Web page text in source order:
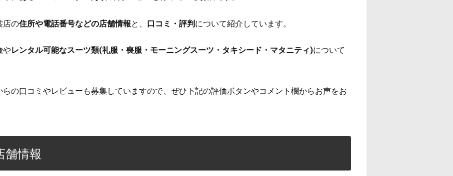
店の住所や電話番号などの店舗情報と、 口コミ・評判について紹介しています。
やレンタル可能なスーツ類(礼服・喪服・モーニングスーツ・タキシード・マタニティ)について
の口コミやレビューも募集していますので、ぜひ下記の評価ボタンやコメント欄からお声をお
舗情報